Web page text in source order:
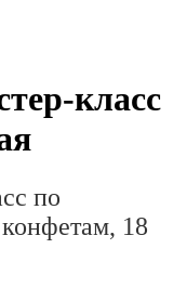
класс
по
18